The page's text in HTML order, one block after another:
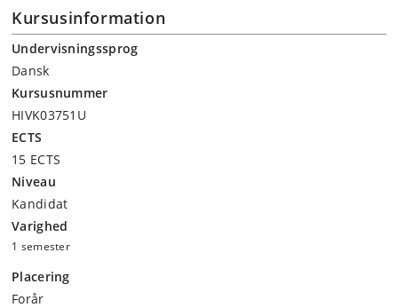
Kursusinformation
Undervisningssprog
Dansk
Kursusnummer
HIVK03751U
ECTS
15 ECTS
Niveau
Kandidat
Varighed
1 semester
Placering
Forår